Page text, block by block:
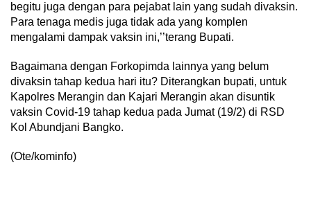
begitu juga dengan para pejabat lain yang sudah divaksin.
Para tenaga medis juga tidak ada yang komplen
mengalami dampak vaksin ini,’’terang Bupati.
Bagaimana dengan Forkopimda lainnya yang belum
divaksin tahap kedua hari itu? Diterangkan bupati, untuk
Kapolres Merangin dan Kajari Merangin akan disuntik
vaksin Covid-19 tahap kedua pada Jumat (19/2) di RSD
Kol Abundjani Bangko.
(Ote/kominfo)